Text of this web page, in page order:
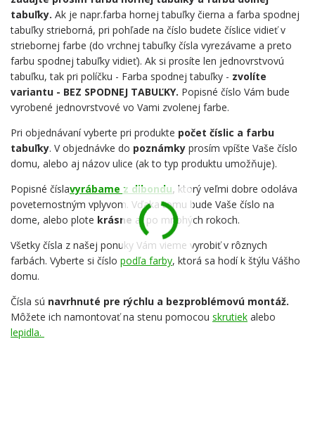
tabuľky. Ak je napr.farba hornej tabuľky čierna a farba spodnej
tabuľky strieborná, pri pohľade na číslo budete číslice vidieť v
striebornej farbe (do vrchnej tabuľky čísla vyrezávame a preto
farbu spodnej tabuľky vidieť). Ak si prosíte len jednovrstvovú
tabuľku, tak pri políčku - Farba spodnej tabuľky - zvolíte
variantu - BEZ SPODNEJ TABUĽKY. Popisné číslo Vám bude
vyrobené jednovrstvové vo Vami zvolenej farbe.
Pri objednávaní vyberte pri produkte počet číslic a farbu
tabuľky. V objednávke do poznámky prosím vpíšte Vaše číslo
domu, alebo aj názov ulice (ak to typ produktu umožňuje).
Popisné číslavyrábame z dibondu, ktorý veľmi dobre odoláva
poveternostným vplyvom. Vďaka tomu bude Vaše číslo na
dome, alebo plote krásne aj po mnohých rokoch.
Všetky čísla z našej ponuky Vám vieme vyrobiť v rôznych
farbách. Vyberte si číslo podľa farby, ktorá sa hodí k štýlu Vášho
domu.
Čísla sú navrhnuté pre rýchlu a bezproblémovú montáž.
Môžete ich namontovať na stenu pomocou skrutiek alebo
lepidla.